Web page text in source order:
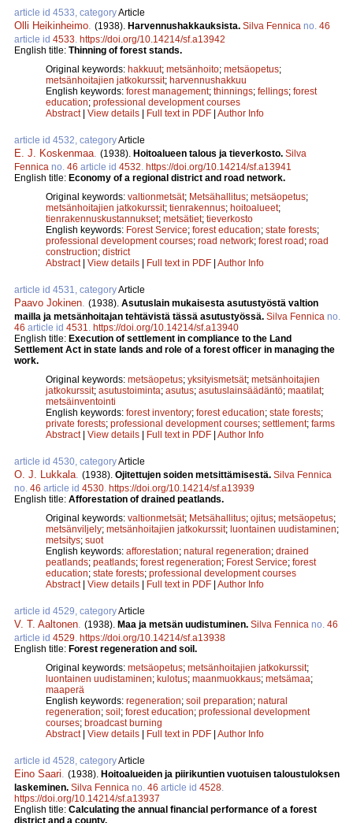
article id 4533, categoryArticle
Olli Heikinheimo (1938). Harvennushakkauksista. Silva Fennica no. 46
article id 4533 https://doi.org/10.14214/sf.a13942
English title: Thinning of forest stands.
Original keywords: hakkuut; metsänhoito; metsäopetus;
metsänhoitajien jatkokurssit; harvennushakkuu
English keywords: forest management; thinnings; fellings; forest
education; professional development courses
Abstract| View details | Full text in PDF | Author Info
article id 4532, categoryArticle
E. J. Koskenmaa (1938). Hoitoalueen talous ja tieverkosto. Silva
Fennica no. 46 article id 4532 https://doi.org/10.14214/sf.a13941
English title: Economy of a regional district and road network.
Original keywords: valtionmetsät; Metsähallitus; metsäopetus;
metsänhoitajien jatkokurssit; tienrakennus; hoitoalueet;
tienrakennuskustannukset; metsätiet; tieverkosto
English keywords: Forest Service; forest education; state forests;
professional development courses; road network; forest road; road
construction; district
Abstract| View details | Full text in PDF | Author Info
article id 4531, categoryArticle
Paavo Jokinen (1938). Asutuslain mukaisesta asutustyöstä valtion
mailla ja metsänhoitajan tehtävistä tässä asutustyössä. Silva Fennica no.
46 article id 4531
https://doi.org/10.14214/sf.a13940
English title: Execution of settlement in compliance to the Land
Settlement Act in state lands and role of a forest officer in managing the
work.
Original keywords: metsäopetus; yksityismetsät; metsänhoitajien
jatkokurssit; asutustoiminta; asutus; asutuslainsäädäntö; maatilat;
metsäinventointi
English keywords: forest inventory; forest education; state forests;
private forests; professional development courses; settlement; farms
Abstract| View details | Full text in PDF | Author Info
article id 4530, categoryArticle
O. J. Lukkala (1938). Ojitettujen soiden metsittämisestä. Silva Fennica
no. 46 article id 4530 https://doi.org/10.14214/sf.a13939
English title: Afforestation of drained peatlands.
Original keywords: valtionmetsät; Metsähallitus; ojitus; metsäopetus;
metsänviljely; metsänhoitajien jatkokurssit; luontainen uudistaminen;
metsitys; suot
English keywords: afforestation; natural regeneration; drained
peatlands; peatlands; forest regeneration; Forest Service; forest
education; state forests; professional development courses
Abstract| View details | Full text in PDF | Author Info
article id 4529, categoryArticle
V. T. Aaltonen (1938). Maa ja metsän uudistuminen. Silva Fennica no. 46
article id 4529 https://doi.org/10.14214/sf.a13938
English title: Forest regeneration and soil.
Original keywords: metsäopetus; metsänhoitajien jatkokurssit;
luontainen uudistaminen; kulotus; maanmuokkaus; metsämaa;
maaperä
English keywords: regeneration; soil preparation; natural
regeneration; soil; forest education; professional development
courses; broadcast burning
Abstract| View details | Full text in PDF | Author Info
article id 4528, categoryArticle
Eino Saari (1938). Hoitoalueiden ja piirikuntien vuotuisen taloustuloksen
laskeminen. Silva Fennica no. 46 article id 4528
https://doi.org/10.14214/sf.a13937
English title: Calculating the annual financial performance of a forest
district and a county.